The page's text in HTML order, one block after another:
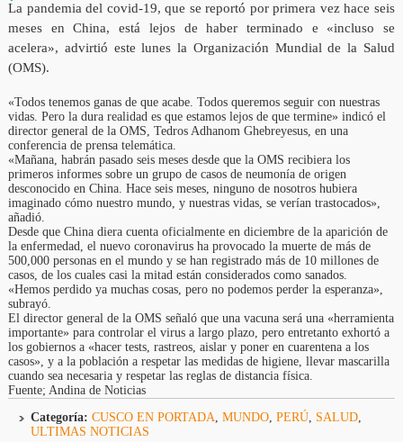
La pandemia del covid-19, que se reportó por primera vez hace seis
meses en China, está lejos de haber terminado e «incluso se
acelera», advirtió este lunes la Organización Mundial de la Salud
(OMS).
«Todos tenemos ganas de que acabe. Todos queremos seguir con nuestras
vidas. Pero la dura realidad es que estamos lejos de que termine» indicó el
director general de la OMS, Tedros Adhanom Ghebreyesus, en una
conferencia de prensa telemática.
«Mañana, habrán pasado seis meses desde que la OMS recibiera los
primeros informes sobre un grupo de casos de neumonía de origen
desconocido en China. Hace seis meses, ninguno de nosotros hubiera
imaginado cómo nuestro mundo, y nuestras vidas, se verían trastocados»,
añadió.
Desde que China diera cuenta oficialmente en diciembre de la aparición de
la enfermedad, el nuevo coronavirus ha provocado la muerte de más de
500,000 personas en el mundo y se han registrado más de 10 millones de
casos, de los cuales casi la mitad están considerados como sanados.
«Hemos perdido ya muchas cosas, pero no podemos perder la esperanza»,
subrayó.
El director general de la OMS señaló que una vacuna será una «herramienta
importante» para controlar el virus a largo plazo, pero entretanto exhortó a
los gobiernos a «hacer tests, rastreos, aislar y poner en cuarentena a los
casos», y a la población a respetar las medidas de higiene, llevar mascarilla
cuando sea necesaria y respetar las reglas de distancia física.
Fuente; Andina de Noticias
Categoría: CUSCO EN PORTADA, MUNDO, PERÚ, SALUD,
ULTIMAS NOTICIAS